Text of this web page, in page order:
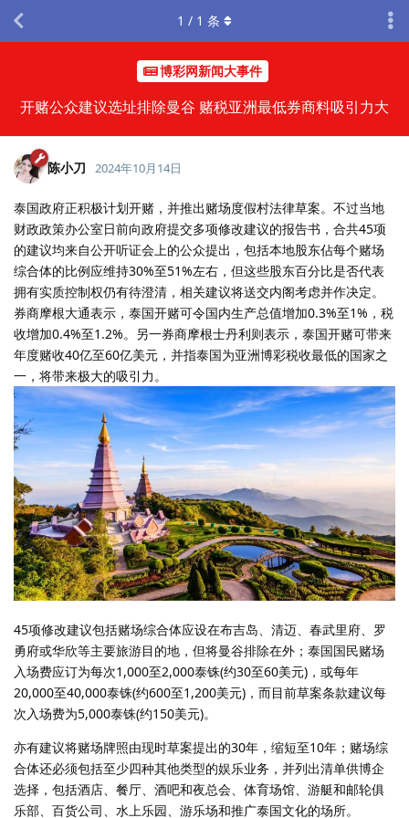
博彩网新闻大事件
开赌公众建议选址排除曼谷 赌税亚洲最低券商料吸引力大
1 / 1 条
陈小刀 2024年10月14日
泰国政府正积极计划开赌，并推出赌场度假村法律草案。不过当地
财政政策办公室日前向政府提交多项修改建议的报告书，合共45项
的建议均来自公开听证会上的公众提出，包括本地股东佔每个赌场
综合体的比例应维持30%至51%左右，但这些股东百分比是否代表
拥有实质控制权仍有待澄清，相关建议将送交内阁考虑并作决定。
券商摩根大通表示，泰国开赌可令国内生产总值增加0.3%至1%，税
收增加0.4%至1.2%。另一券商摩根士丹利则表示，泰国开赌可带来
年度赌收40亿至60亿美元，并指泰国为亚洲博彩税收最低的国家之
一，将带来极大的吸引力。
45项修改建议包括赌场综合体应设在布吉岛、清迈、春武里府、罗
勇府或华欣等主要旅游目的地，但将曼谷排除在外；泰国国民赌场
入场费应订为每次1,000至2,000泰铢(约30至60美元)，或每年
20,000至40,000泰铢(约600至1,200美元)，而目前草案条款建议每
次入场费为5,000泰铢(约150美元)。
亦有建议将赌场牌照由现时草案提出的30年，缩短至10年；赌场综
合体还必须包括至少四种其他类型的娱乐业务，并列出清单供博企
选择，包括酒店、餐厅、酒吧和夜总会、体育场馆、游艇和邮轮俱
乐部、百货公司、水上乐园、游乐场和推广泰国文化的场所。